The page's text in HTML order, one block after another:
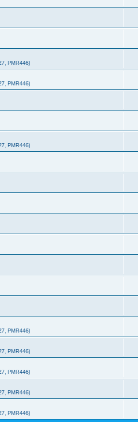
PMR446)
PMR446)
PMR446)
PMR446)
PMR446)
PMR446)
PMR446)
PMR446)